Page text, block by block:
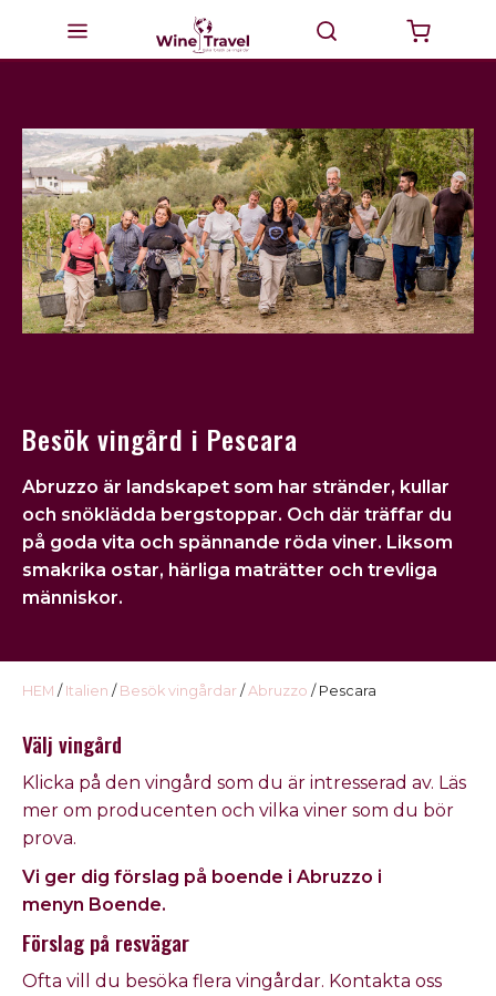
Milano
Valtellina
Italien
Vinturer
BikeTravel
USA
Kontakt
Besök vingård i Pescara
Abruzzo är landskapet som har stränder, kullar
och snöklädda bergstoppar. Och där träffar du
på goda vita och spännande röda viner. Liksom
smakrika ostar, härliga maträtter och trevliga
människor.
HEM / Italien / Besök vingårdar / Abruzzo / Pescara
Välj vingård
Klicka på den vingård som du är intresserad av. Läs
mer om producenten och vilka viner som du bör
prova.
Vi ger dig förslag på boende i Abruzzo i
menyn Boende.
Förslag på resvägar
Ofta vill du besöka flera vingårdar. Kontakta oss